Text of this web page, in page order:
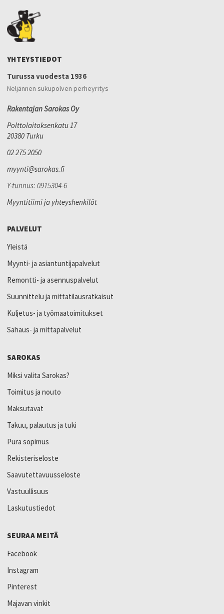
YHTEYSTIEDOT
Turussa vuodesta 1936
Neljännen sukupolven perheyritys
Rakentajan Sarokas Oy
Polttolaitoksenkatu 17
20380 Turku
02 275 2050
myynti@sarokas.fi
Y-tunnus: 0915304-6
Myyntitiimi ja yhteyshenkilöt
PALVELUT
Yleistä
Myynti- ja asiantuntijapalvelut
Remontti- ja asennuspalvelut
Suunnittelu ja mittatilausratkaisut
Kuljetus- ja työmaatoimitukset
Sahaus- ja mittapalvelut
SAROKAS
Miksi valita Sarokas?
Toimitus ja nouto
Maksutavat
Takuu, palautus ja tuki
Pura sopimus
Rekisteriseloste
Saavutettavuusseloste
Vastuullisuus
Laskutustiedot
SEURAA MEITÄ
Facebook
Instagram
Pinterest
Majavan vinkit